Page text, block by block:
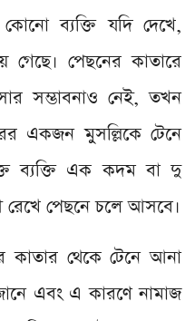
কোনো ব্যক্তি যদি দেখে,
গেছে। পেছনের কাতারে
সম্ভাবনাও নেই, তখন
একজন মুসল্লিকে টেনে
ব্যক্তি এক কদম বা দু
রেখে পেছনে চলে আসবে।
কাতার থেকে টেনে আনা
এবং এ কারণে নামাজ